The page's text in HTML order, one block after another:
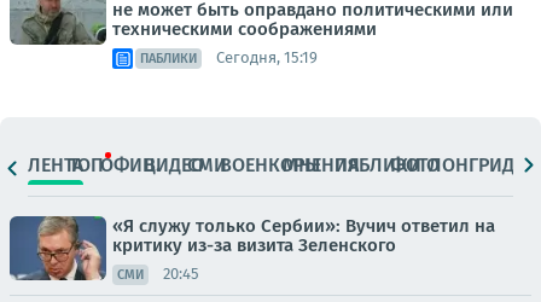
не может быть оправдано политическими или
техническими соображениями
ПАБЛИКИ Сегодня, 15:19
ЛЕНТАТОПОФИЦ.ВИДЕОСМИВОЕНКОРЫМНЕНИЯПАБЛИКИ
ФОТОЛОНГРИДЫ
«Я служу только Сербии»: Вучич ответил на
критику из-за визита Зеленского
СМИ 20:45